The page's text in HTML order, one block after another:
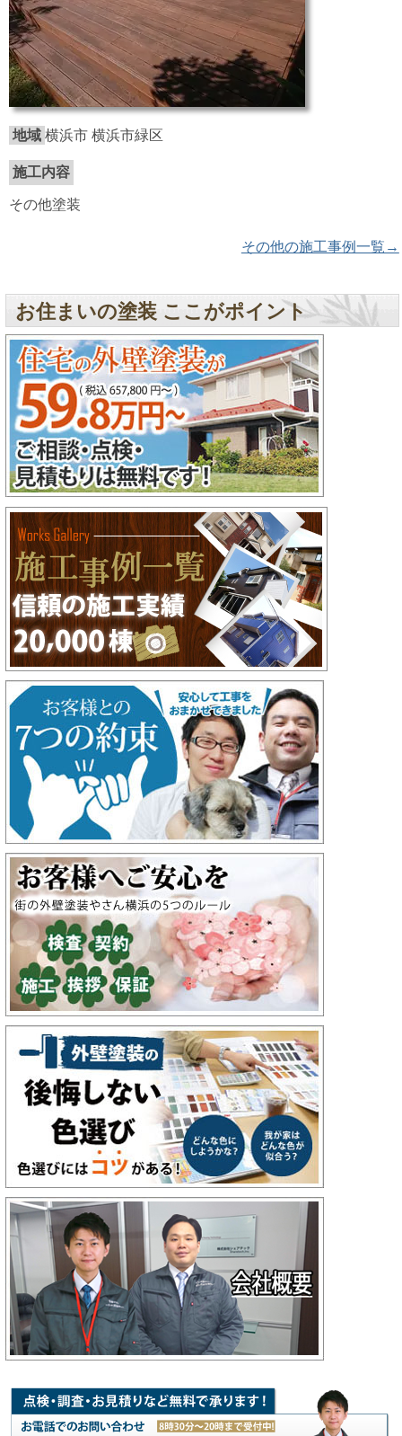
地域 横浜市 横浜市緑区
施工内容
その他塗装
その他の施工事例一覧→
お住まいの塗装 ここがポイント